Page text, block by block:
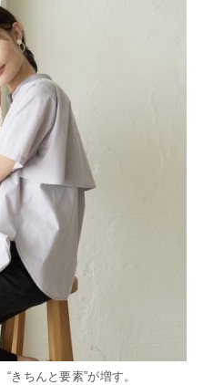
きちんと要素”が増す。